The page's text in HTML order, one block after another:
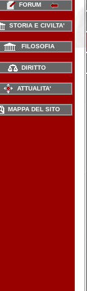
FORUM
STORIA E CIVILTA'
FILOSOFIA
DIRITTO
ATTUALITA'
MAPPA DEL SITO